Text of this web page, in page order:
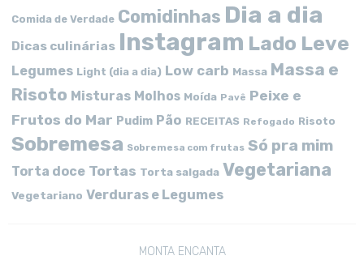
Comida de Verdade Comidinhas Dia a dia
Dicas culinárias Instagram Lado Leve
Legumes Light (dia a dia) Low carb Massa Massa e
Risoto Misturas Molhos Moída Pavê Peixe e
Frutos do Mar Pudim Pão RECEITAS Refogado Risoto
Sobremesa Sobremesa com frutas Só pra mim
Torta doce Tortas Torta salgada Vegetariana
Vegetariano Verduras e Legumes
MONTA ENCANTA